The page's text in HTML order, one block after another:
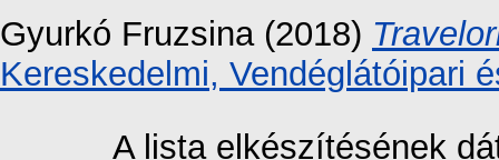
Gyurkó Fruzsina (2018)
Kereskedelmi, Vendéglátóipari
A lista elkészítésének